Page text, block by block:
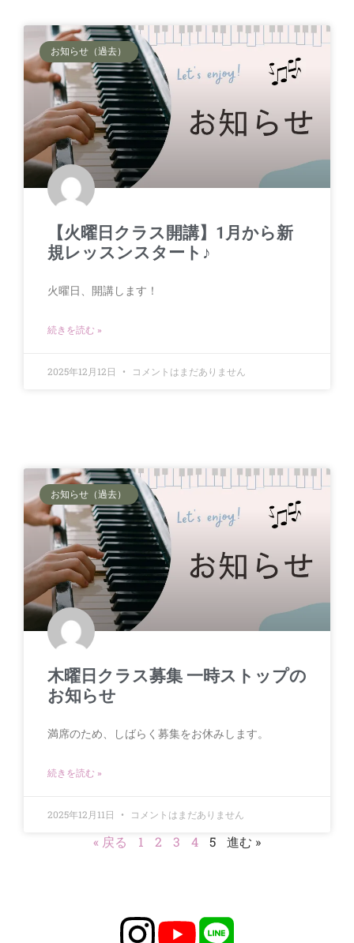
お知らせ（過去）
【火曜日クラス開講】1月から新
規レッスンスタート♪
火曜日、開講します！
続きを読む »
2025年12月12日 コメントはまだありません
お知らせ（過去）
木曜日クラス募集 一時ストップの
お知らせ
満席のため、しばらく募集をお休みします。
続きを読む »
2025年12月11日 コメントはまだありません
« 戻る 1 2 3 4 5 進む »